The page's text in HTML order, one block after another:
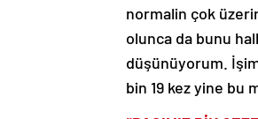
normalin çok
olunca da bunu
düşünüyorum.
bin 19 kez yine bu